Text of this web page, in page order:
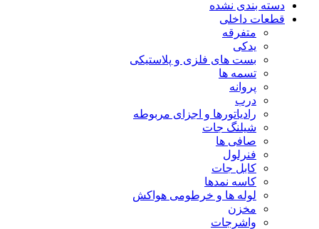
دسته بندی نشده
قطعات داخلی
متفرقه
یدکی
بست های فلزی و پلاستیکی
تسمه ها
پروانه
درب
رادیاتورها و اجزای مربوطه
شیلنگ جات
صافی ها
فنرلول
کابل جات
کاسه نمدها
لوله ها و خرطومی هواکش
مخزن
واشرجات